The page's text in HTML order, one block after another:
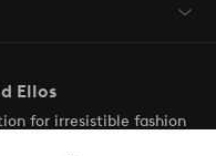
Ellos
for irresistible fashion